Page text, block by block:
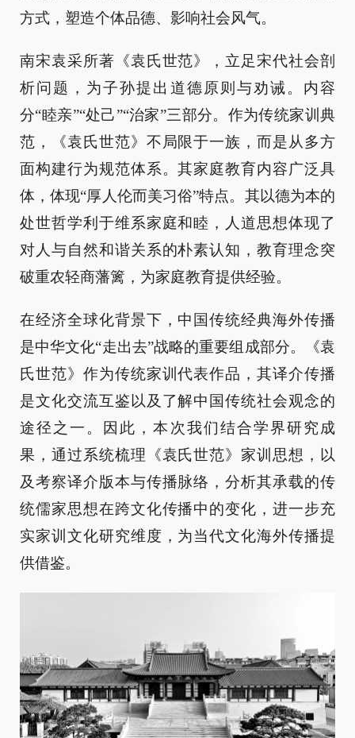
方式，塑造个体品德、影响社会风气。
南宋袁采所著《袁氏世范》，立足宋代社会剖
析问题，为子孙提出道德原则与劝诫。内容
分“睦亲”“处己”“治家”三部分。作为传统家训典
范，《袁氏世范》不局限于一族，而是从多方
面构建行为规范体系。其家庭教育内容广泛具
体，体现“厚人伦而美习俗”特点。其以德为本的
处世哲学利于维系家庭和睦，人道思想体现了
对人与自然和谐关系的朴素认知，教育理念突
破重农轻商藩篱，为家庭教育提供经验。
在经济全球化背景下，中国传统经典海外传播
是中华文化“走出去”战略的重要组成部分。《袁
氏世范》作为传统家训代表作品，其译介传播
是文化交流互鉴以及了解中国传统社会观念的
途径之一。因此，本次我们结合学界研究成
果，通过系统梳理《袁氏世范》家训思想，以
及考察译介版本与传播脉络，分析其承载的传
统儒家思想在跨文化传播中的变化，进一步充
实家训文化研究维度，为当代文化海外传播提
供借鉴。